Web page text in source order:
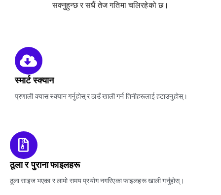
सक्नुहुन्छ र सधैं तेज गतिमा चलिरहेको छ।
स्मार्ट स्क्यान
प्रणाली क्यास स्क्यान गर्नुहोस् र ठाउँ खाली गर्न तिनीहरूलाई हटाउनुहोस्।
ठूला र पुराना फाइलहरू
ठूला साइज भएका र लामो समय प्रयोग नगरिएका फाइलहरू खाली गर्नुहोस्।